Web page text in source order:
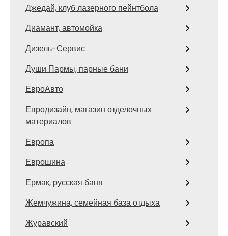
Джедай, клуб лазерного пейнтбола
Диамант, автомойка
Дизель-Сервис
Души Пармы, парные бани
ЕвроАвто
Евродизайн, магазин отделочных
материалов
Европа
Еврошина
Ермак, русская баня
Жемчужина, семейная база отдыха
Журавский